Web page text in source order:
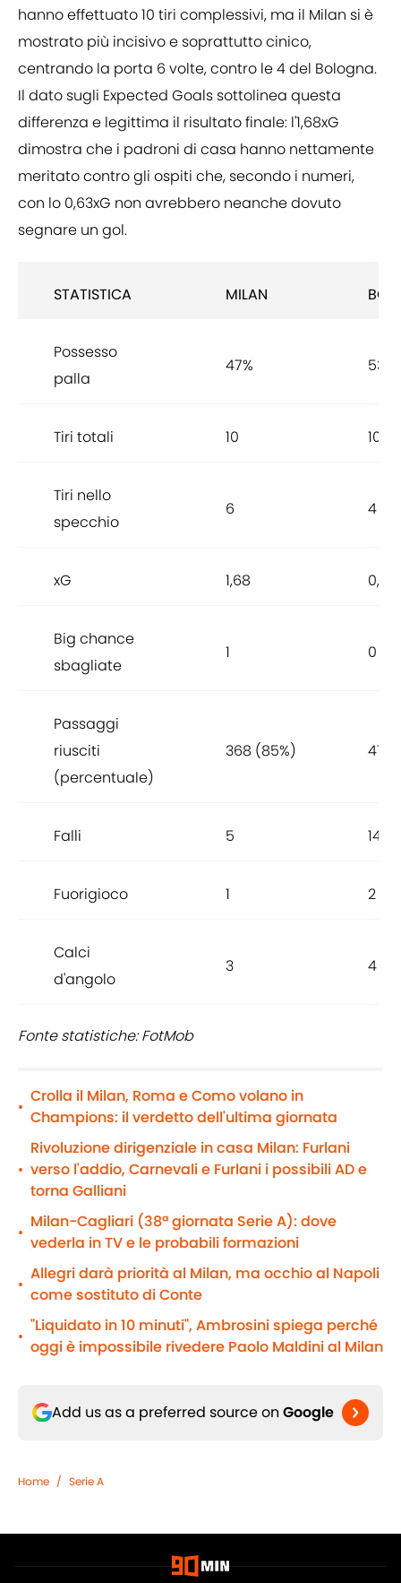
hanno effettuato 10 tiri complessivi, ma il Milan si è
mostrato più incisivo e soprattutto cinico,
centrando la porta 6 volte, contro le 4 del Bologna.
Il dato sugli Expected Goals sottolinea questa
differenza e legittima il risultato finale: l'1,68xG
dimostra che i padroni di casa hanno nettamente
meritato contro gli ospiti che, secondo i numeri,
con lo 0,63xG non avrebbero neanche dovuto
segnare un gol.
STATISTICA MILAN
Possesso
palla
47% 53%
Tiri totali 10 10
Tiri nello
specchio
6 4
xG 1,68 0,63
Big chance
sbagliate
1 0
Passaggi
riusciti
(percentuale)
368 (85%) 410
Falli 5 14
Fuorigioco 1 2
Calci
d'angolo
3 4
Fonte statistiche: FotMob
•
Crolla il Milan, Roma e Como volano in
Champions: il verdetto dell'ultima giornata
•
Rivoluzione dirigenziale in casa Milan: Furlani
verso l'addio, Carnevali e Furlani i possibili AD e
torna Galliani
•
Milan-Cagliari (38ª giornata Serie A): dove
vederla in TV e le probabili formazioni
•
Allegri darà priorità al Milan, ma occhio al Napoli
come sostituto di Conte
•
"Liquidato in 10 minuti", Ambrosini spiega perché
oggi è impossibile rivedere Paolo Maldini al Milan
Add us as a preferred source on Google
Home / Serie A